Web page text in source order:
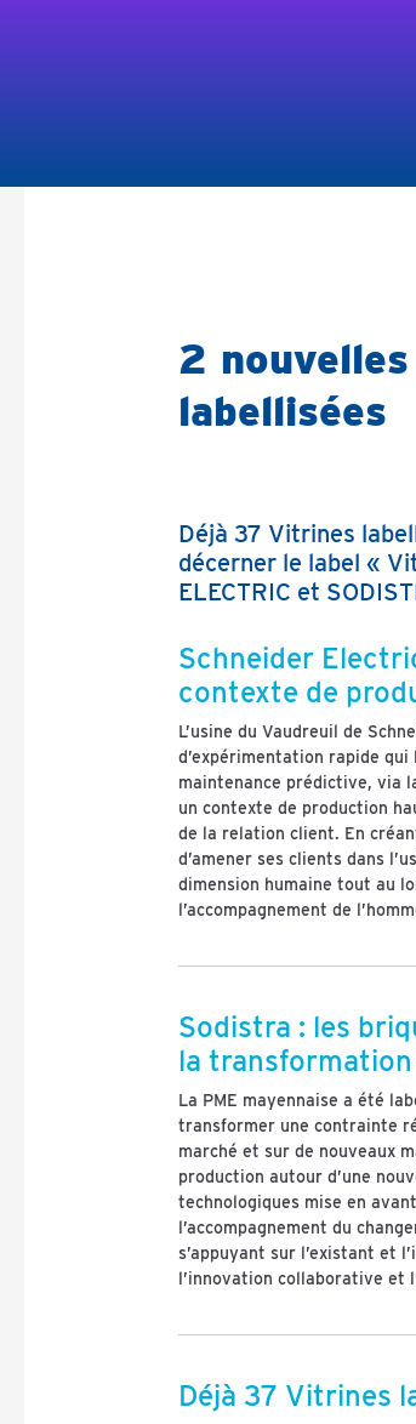
2
labellisées
Déjà 37 Vitrines
décerner le label «
ELECTRIC et
Schneider
contexte de
L’usine du Vaudreuil de
d’expérimentation rapide
maintenance prédictive, via
un contexte de production
de la relation client. En
d’amener ses clients dans
dimension humaine tout au
l’accompagnement de
Sodistra : les
la transformation
La PME mayennaise a été
transformer une contrainte
marché et sur de nouveaux
production autour d’une
technologiques mise en
l’accompagnement du
s’appuyant sur l’existant et
l’innovation collaborative et
Déjà 37 Vitrines